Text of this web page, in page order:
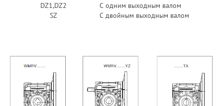
DZ1,DZ2
С одним выходным валом
SZ
С двойным выходным валом